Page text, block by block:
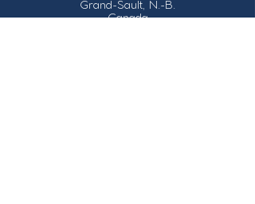
Grand-Sault, N.-B.
Canada